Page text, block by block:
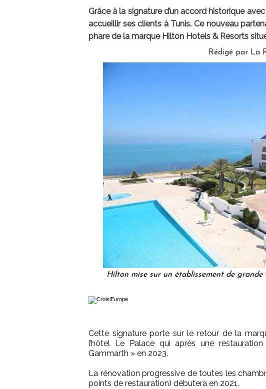
Grâce à la signature d’un accord historique
accueillir ses clients à Tunis. Ce nouveau
phare de la marque Hilton Hotels & Resorts
Rédigé par La
Hilton mise sur un établissement de
Cette signature porte sur le retour de la
l’hôtel Le Palace qui après une
Gammarth » en 2023.
La rénovation progressive de toutes les
points de restauration) débutera en 2021.